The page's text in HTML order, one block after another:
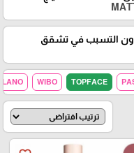
التسبب في تشقق
TOPFACE
WIBO